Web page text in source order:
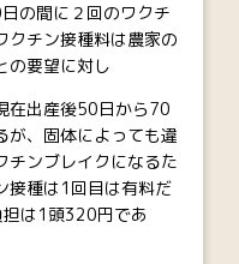
の間に２回のワクチ
クチン接種料は農家の
の要望に対し
在出産後50日から70
が、固体によっても違
チンブレイクになるた
接種は1回目は有料だ
は1頭320円であ